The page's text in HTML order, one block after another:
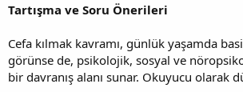
Tartışma ve Soru Önerileri
Cefa kılmak kavramı, günlük yaşamda
görünse de, psikolojik, sosyal ve
bir davranış alanı sunar. Okuyucu olarak